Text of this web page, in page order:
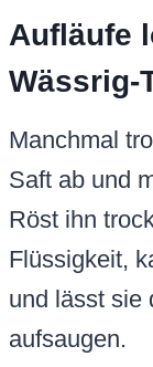
Aufläufe
Wässrig-
Manchmal
Saft ab und
Röst ihn
Flüssigkeit,
und lässt sie
aufsaugen.